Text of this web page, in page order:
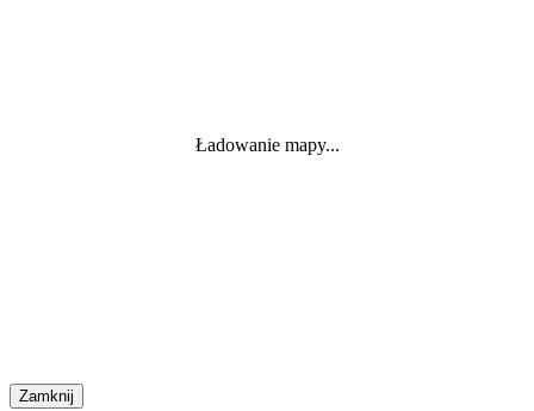
Ładowanie mapy...
Zamknij